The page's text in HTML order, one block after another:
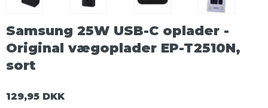
Samsung 25W USB-C oplader -
Original vægoplader EP-T2510N,
sort
129,95 DKK